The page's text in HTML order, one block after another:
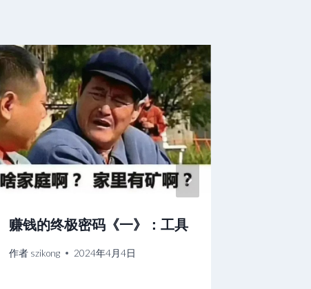
赚钱的终极密码《一》：工具
作者 szikong 2024年4月4日